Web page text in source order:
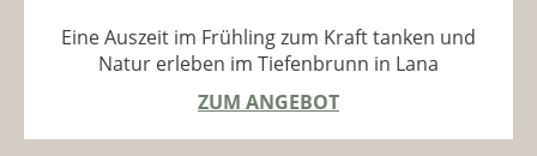
Eine Auszeit im Frühling zum Kraft tanken und
Natur erleben im Tiefenbrunn in Lana
ZUM ANGEBOT